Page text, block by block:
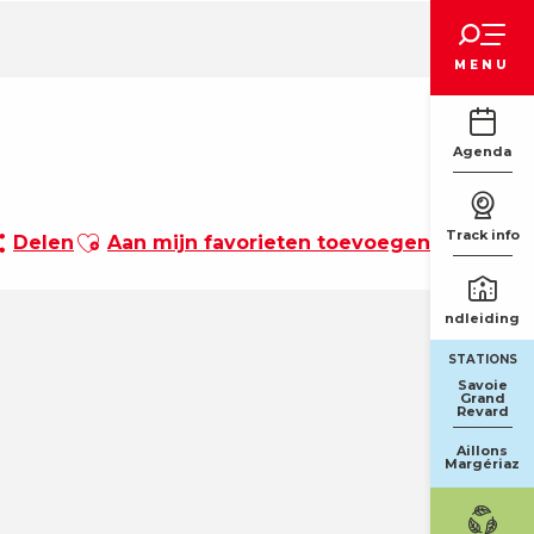
MENU
Agenda
Track info
STATIONS
Savoie
Grand
Revard
Aillons
Margériaz
Delen Ajouter aux favoris
Aan mijn favorieten toevoegen